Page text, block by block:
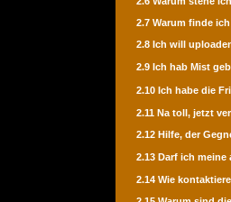
2.7 Warum finde
2.8 Ich will
2.9 Ich hab Mist
2.10 Ich habe die
2.11 Na toll, jetzt
2.12 Hilfe, der
2.13 Darf ich
2.14 Wie